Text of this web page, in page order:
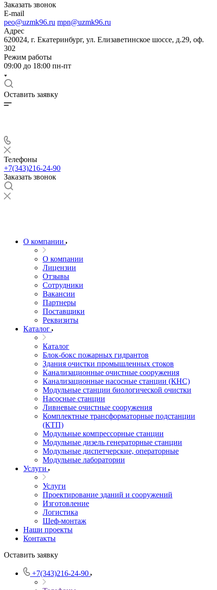
Заказать звонок
E-mail
peo@uzmk96.ru mpn@uzmk96.ru
Адрес
620024, г. Екатеринбург, ул. Елизаветинское шоссе, д.29, оф.
302
Режим работы
09:00 до 18:00 пн-пт
Оставить заявку
Телефоны
+7(343)216-24-90
Заказать звонок
О компании
О компании
Лицензии
Отзывы
Сотрудники
Вакансии
Партнеры
Поставщики
Реквизиты
Каталог
Каталог
Блок-бокс пожарных гидрантов
Здания очистки промышленных стоков
Канализационные очистные сооружения
Канализационные насосные станции (КНС)
Модульные станции биологической очистки
Насосные станции
Ливневые очистные сооружения
Комплектные трансформаторные подстанции
(КТП)
Модульные компрессорные станции
Модульные дизель генераторные станции
Модульные диспетчерские, операторные
Модульные лаборатории
Услуги
Услуги
Проектирование зданий и сооружений
Изготовление
Логистика
Шеф-монтаж
Наши проекты
Контакты
Оставить заявку
+7(343)216-24-90